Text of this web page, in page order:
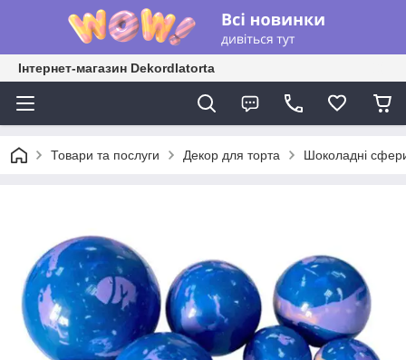
Інтернет-магазин Dekordlatorta
Товари та послуги Декор для торта Шоколадні